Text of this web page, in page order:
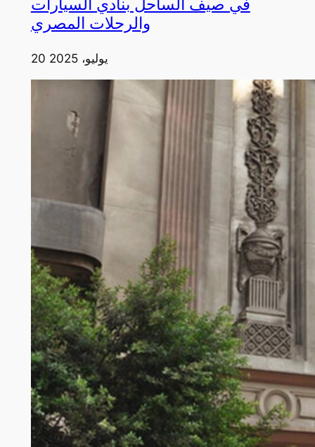
في صيف الساحل بنادي السيارات
والرحلات المصري
20 يوليو، 2025